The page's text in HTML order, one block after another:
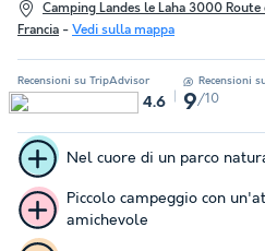
Camping Landes le Laha 3000
Francia - Vedi sulla mappa
Recensioni su TripAdvisor
4.6
Recensioni
9/10
Nel cuore di un parco
Piccolo campeggio con
amichevole